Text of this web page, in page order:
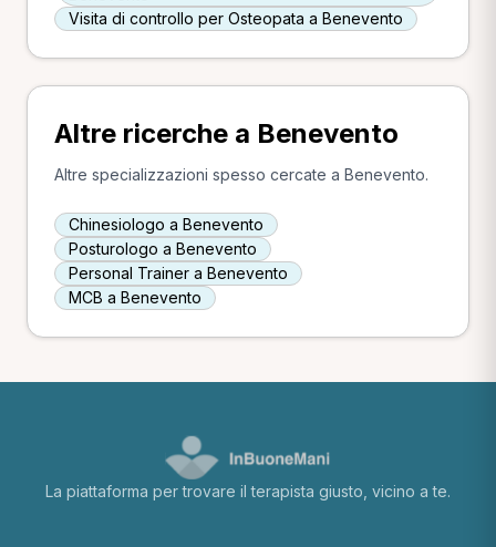
Visita di controllo per Osteopata a Benevento
Altre ricerche a Benevento
Altre specializzazioni spesso cercate a Benevento.
Chinesiologo a Benevento
Posturologo a Benevento
Personal Trainer a Benevento
MCB a Benevento
La piattaforma per trovare il terapista giusto, vicino a te.